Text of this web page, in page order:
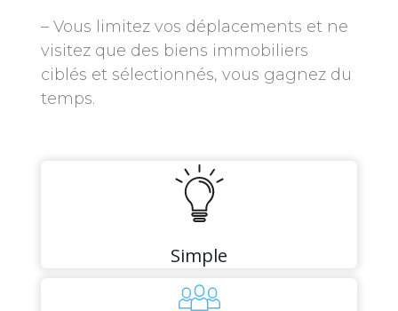
– Vous limitez vos déplacements et ne
visitez que des biens immobiliers
ciblés et sélectionnés, vous gagnez du
temps.
Simple